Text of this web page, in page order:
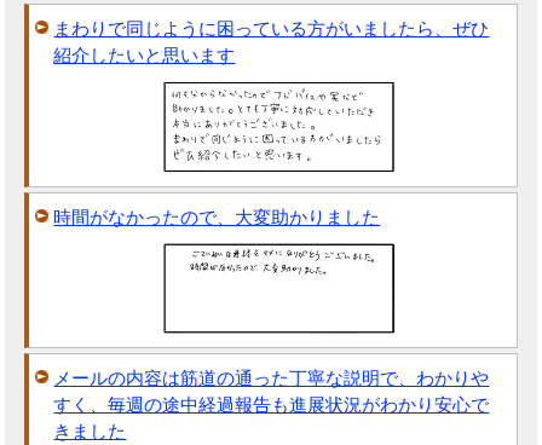
まわりで同じように困っている方がいましたら、ぜひ
紹介したいと思います
時間がなかったので、大変助かりました
メールの内容は筋道の通った丁寧な説明で、わかりや
すく、毎週の途中経過報告も進展状況がわかり安心で
きました